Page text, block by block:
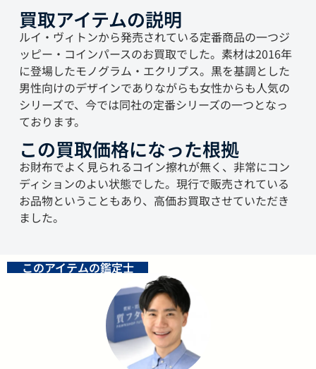
買取アイテムの説明
ルイ・ヴィトンから発売されている定番商品の一つジ
ッピー・コインパースのお買取でした。素材は2016年
に登場したモノグラム・エクリプス。黒を基調とした
男性向けのデザインでありながらも女性からも人気の
シリーズで、今では同社の定番シリーズの一つとなっ
ております。
この買取価格になった根拠
お財布でよく見られるコイン擦れが無く、非常にコン
ディションのよい状態でした。現行で販売されている
お品物ということもあり、高価お買取させていただき
ました。
このアイテムの鑑定士